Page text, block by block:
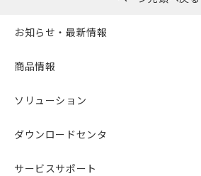
お知らせ・最新情報
商品情報
ソリューション
ダウンロードセンタ
サービスサポート